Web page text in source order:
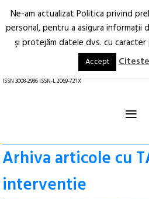
Arhitectură.
Oraș.
ISSN 3008-2986 ISSN-L 2069-721X
≡
Arhiva articole cu
interventie
Ne-am actualizat Politica privind
personal, pentru a asigura informaţii
şi protejăm datele dvs. cu
Accept